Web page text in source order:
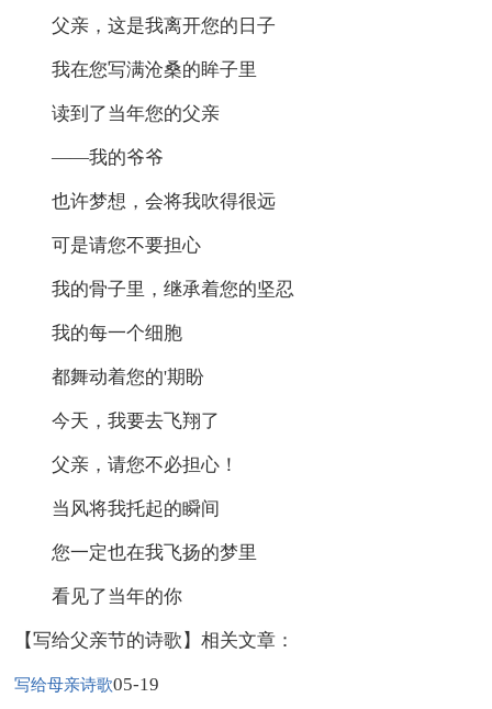
父亲，这是我离开您的日子
我在您写满沧桑的眸子里
读到了当年您的父亲
——我的爷爷
也许梦想，会将我吹得很远
可是请您不要担心
我的骨子里，继承着您的坚忍
我的每一个细胞
都舞动着您的'期盼
今天，我要去飞翔了
父亲，请您不必担心！
当风将我托起的瞬间
您一定也在我飞扬的梦里
看见了当年的你
【写给父亲节的诗歌】相关文章：
写给母亲诗歌05-19